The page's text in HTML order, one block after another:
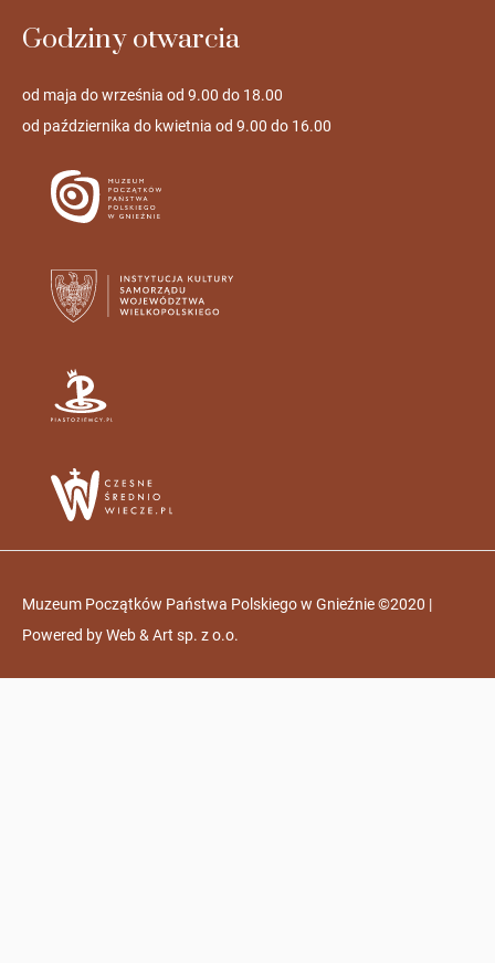
Godziny otwarcia
od maja do września od 9.00 do 18.00
od października do kwietnia od 9.00 do 16.00
Muzeum Początków Państwa Polskiego w Gnieźnie ©2020 |
Powered byWeb & Art sp. z o.o.